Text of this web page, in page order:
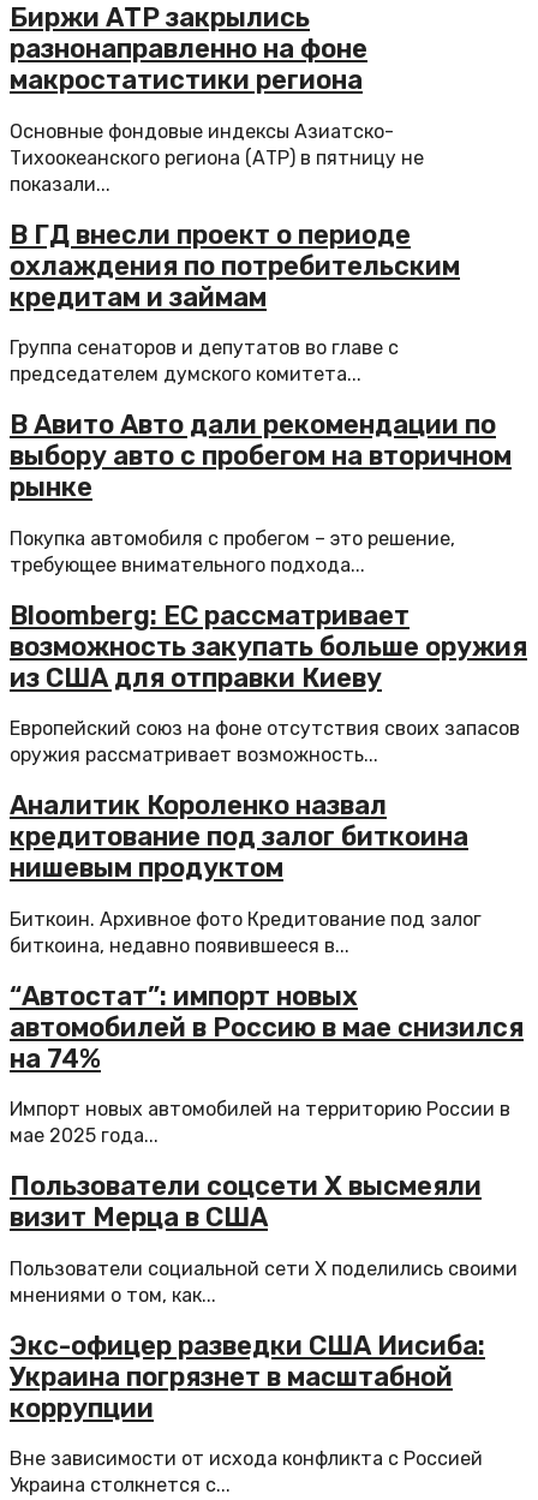
Биржи АТР закрылись
разнонаправленно на фоне
макростатистики региона
Основные фондовые индексы Азиатско-
Тихоокеанского региона (АТР) в пятницу не
показали...
В ГД внесли проект о периоде
охлаждения по потребительским
кредитам и займам
Группа сенаторов и депутатов во главе с
председателем думского комитета...
В Авито Авто дали рекомендации по
выбору авто с пробегом на вторичном
рынке
Покупка автомобиля с пробегом – это решение,
требующее внимательного подхода...
Bloomberg: ЕС рассматривает
возможность закупать больше оружия
из США для отправки Киеву
Европейский союз на фоне отсутствия своих запасов
оружия рассматривает возможность...
Аналитик Короленко назвал
кредитование под залог биткоина
нишевым продуктом
Биткоин. Архивное фото Кредитование под залог
биткоина, недавно появившееся в...
“Автостат”: импорт новых
автомобилей в Россию в мае снизился
на 74%
Импорт новых автомобилей на территорию России в
мае 2025 года...
Пользователи соцсети Х высмеяли
визит Мерца в США
Пользователи социальной сети X поделились своими
мнениями о том, как...
Экс-офицер разведки США Иисиба:
Украина погрязнет в масштабной
коррупции
Вне зависимости от исхода конфликта с Россией
Украина столкнется с...